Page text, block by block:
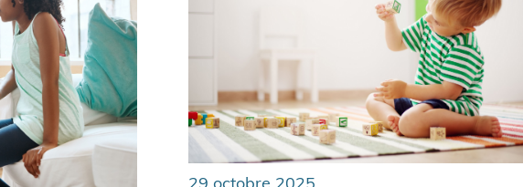
29 octobre 2025